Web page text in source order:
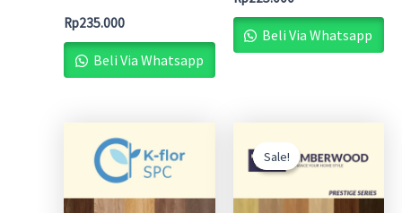
Rp235.000
Beli Via Whatsapp
Beli Via Whatsapp
Sale!
Sale!
price
was:
is: